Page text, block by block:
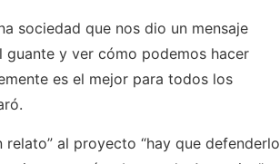
sociedad que nos dio un mensaje
y ver cómo podemos hacer
es el mejor para todos los
al proyecto “hay que defenderlo